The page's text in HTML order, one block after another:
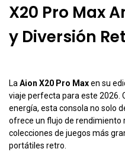
X20 Pro Max
y Diversión
La Aion X20 Pro Maxen su
viaje perfecta para este 2026.
energía, esta consola no solo
ofrece un flujo de rendimiento
colecciones de juegos más
portátiles retro.